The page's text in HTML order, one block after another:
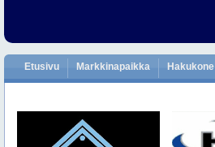
Etusivu Markkinapaikka Hakukone